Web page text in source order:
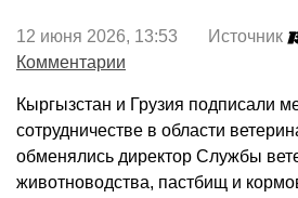
12 июня 2026, 13:53 Источник
Комментарии
Кыргызстан и Грузия подписали
сотрудничестве в области
обменялись директор Службы
животноводства, пастбищ и